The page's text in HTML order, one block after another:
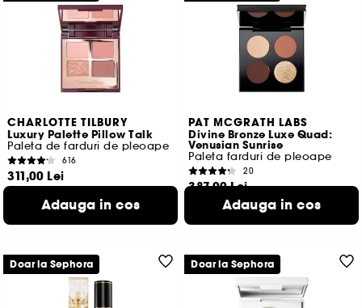
CHARLOTTE TILBURY
Luxury Palette Pillow Talk
Paleta de farduri de pleoape
616
311,00 Lei
5.980,77 Lei
Adauga in cos
PAT MCGRATH LABS
Divine Bronze Luxe Quad:
Venusian Sunrise
Paleta farduri de pleoape
20
387,00 Lei
7.442,31 Lei /100g
Adauga in cos
Doar la Sephora Doar la Sephora